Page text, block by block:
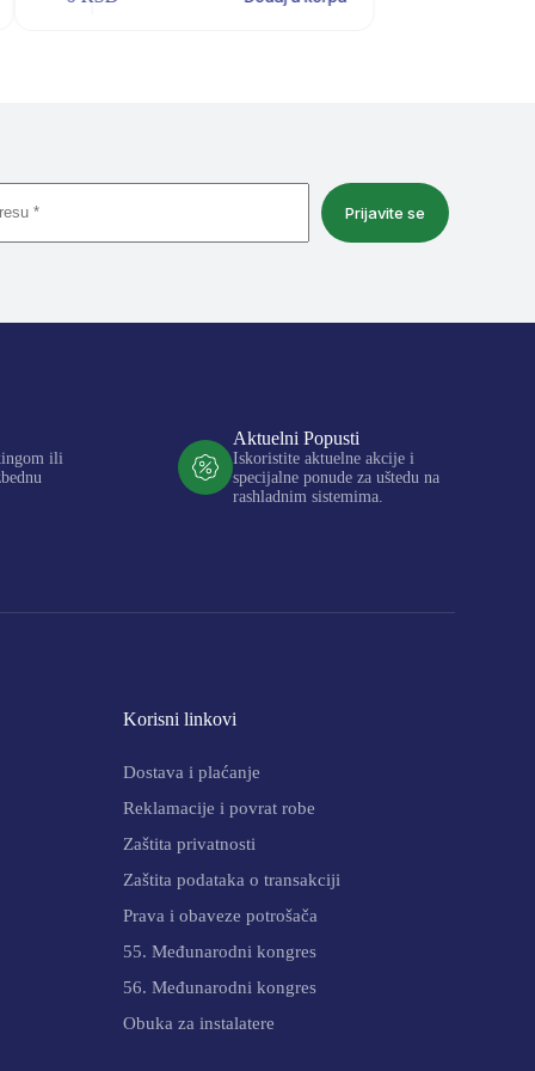
Prijavite se
ili
Aktuelni Popusti
Iskoristite aktuelne akcije i
specijalne ponude za uštedu na
rashladnim sistemima.
Korisni linkovi
Dostava i plaćanje
Reklamacije i povrat robe
Zaštita privatnosti
Zaštita podataka o transakciji
Prava i obaveze potrošača
55. Međunarodni kongres
56. Međunarodni kongres
Obuka za instalatere